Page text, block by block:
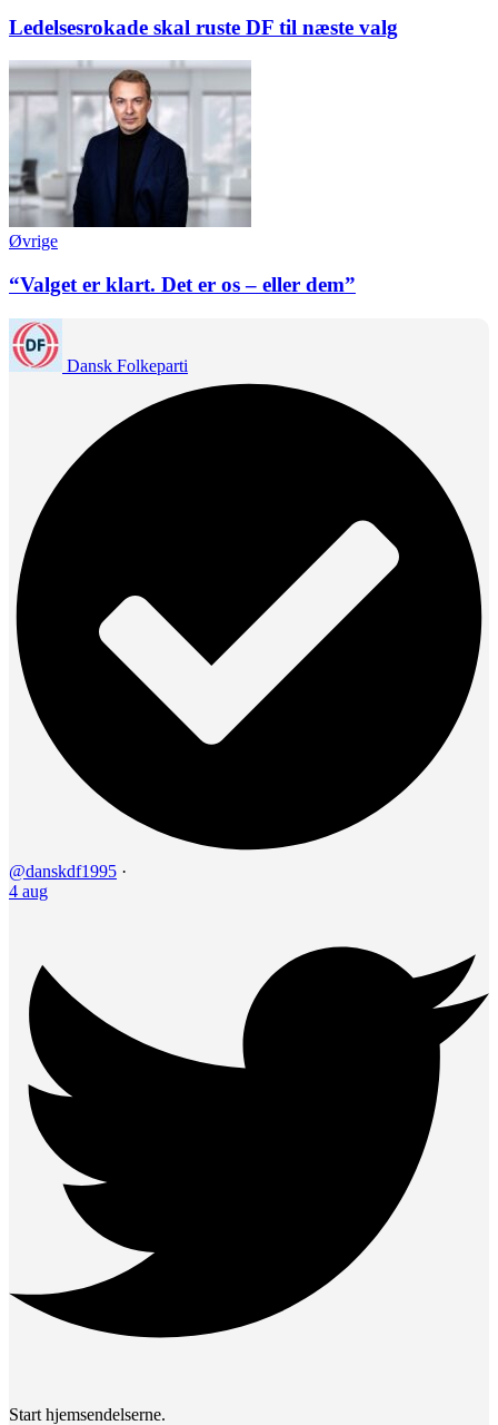
Ledelsesrokade skal ruste DF til næste valg
Øvrige
“Valget er klart. Det er os – eller dem”
Dansk Folkeparti
@danskdf1995 ·
4 aug
Start hjemsendelserne.